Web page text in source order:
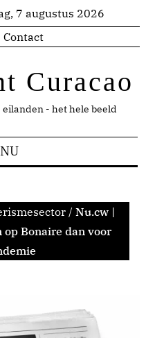
7 augustus 2026
Contact
Curacao
eilanden - het hele beeld
/ Nu.cw |
Bonaire dan voor